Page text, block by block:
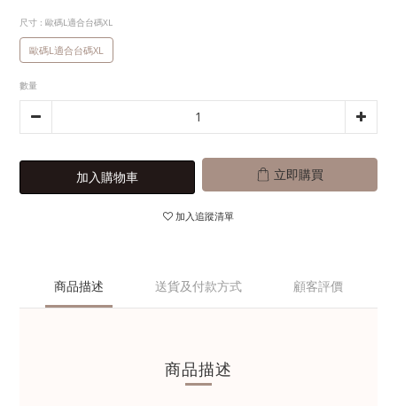
尺寸 : 歐碼L適合台碼XL
歐碼L適合台碼XL
數量
加入購物車 立即購買
加入追蹤清單
商品描述 送貨及付款方式 顧客評價
商品描述